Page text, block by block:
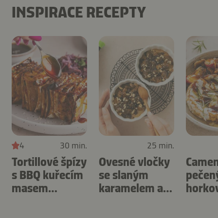
INSPIRACE RECEPTY
4 30 min.
Tortillové špízy
s BBQ kuřecím
masem
25 min.
Ovesné vločky
se slaným
karamelem a